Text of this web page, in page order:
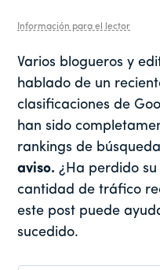
Información para el lector
Varios blogueros y
hablado de un
clasificaciones de
han sido
rankings de
aviso. ¿Ha perdido
cantidad de tráfico
este post puede
sucedido.